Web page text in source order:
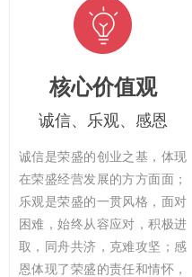
核心价值观
诚信、乐观、感恩
诚信是荣盛的创业之基，体现
在荣盛经营发展的方方面面；
乐观是荣盛的一贯风格，面对
困难，始终从容应对，积极进
取，同舟共济，克难攻坚；感
恩体现了荣盛的责任和情怀，